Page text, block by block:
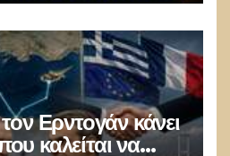
Ερντογάν κάνει
καλείται να